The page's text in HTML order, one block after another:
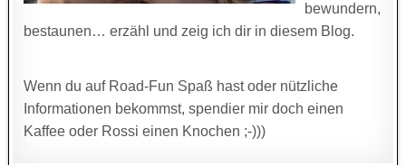
bewundern,
bestaunen… erzähl und zeig ich dir in diesem Blog.
Wenn du auf Road-Fun Spaß hast oder nützliche
Informationen bekommst, spendier mir doch einen
Kaffee oder Rossi einen Knochen ;-)))